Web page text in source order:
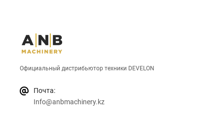
Официальный дистрибьютор техники DEVELON
Почта:
Info@anbmachinery.kz